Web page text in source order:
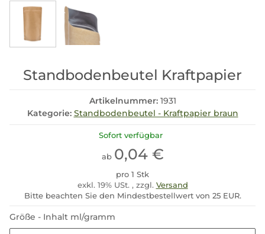
Standbodenbeutel Kraftpapier
Artikelnummer: 1931
Kategorie: Standbodenbeutel - Kraftpapier braun
Sofort verfügbar
ab 0,04 €
pro 1 Stk
exkl. 19% USt. , zzgl. Versand
Bitte beachten Sie den Mindestbestellwert von 25 EUR.
Größe - Inhalt ml/gramm